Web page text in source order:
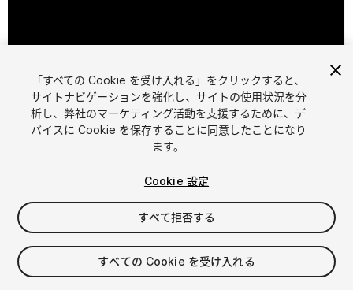
1 /7
$30
シート 1
「すべての Cookie を受け入れる」をクリックすると、
サイトナビゲーションを強化し、サイトの使用状況を分
析し、弊社のマーケティング活動を支援するために、デ
バイスに Cookie を保存することに同意したことになり
ます。
Cookie 設定
すべて拒否する
すべての Cookie を受け入れる